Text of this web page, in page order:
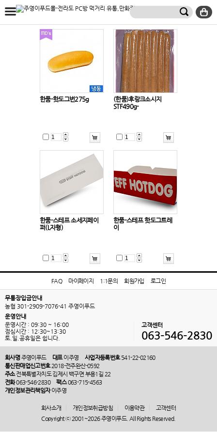
한품-핫도그번275g
(한품)후랑크소시지
STF490g-
한품-스테프 소세지페이
퍼(L자형)
한품-스테프 핫도그트레
이
FAQ 마이페이지 1:1문의 회원가입 로그인
무통장입금안내
농협 301-2909-7076-41 주영이푸드
운영안내
운영시간 : 09:30 ~ 16:00
점심시간 : 12:30~13:30
토.일.공휴일은 쉽니다.
고객센터
063-546-2830
회사명주영이푸드 대표이주영 사업자등록번호541-22-02160
통신판매업신고번호2018-전주완산-0592
주소전북특별자치도 김제시 백구면 부용1길 22
전화063-546-2830 팩스063-715-4563
개인정보관리책임자이주영
회사소개 개인정보취급방침 이용약관
고객센터
Copyright ⓒ 2001~2026 주영이푸드. All Rights Reserved.